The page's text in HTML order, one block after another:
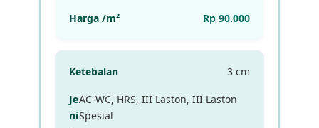
Rp 90.000
3 cm
AC-WC, HRS, III Laston, III Laston
Spesial